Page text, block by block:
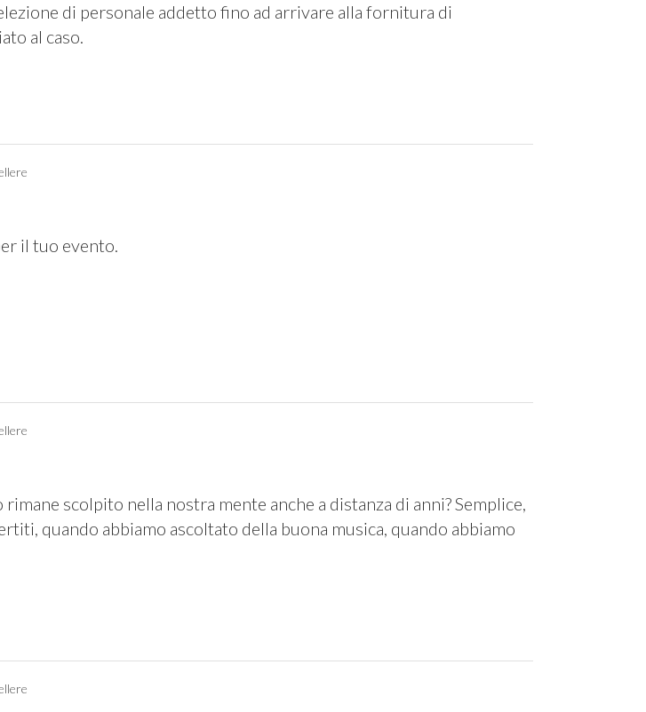
di personale addetto fino ad arrivare alla fornitura di
al caso.
il tuo evento.
scolpito nella nostra mente anche a distanza di anni? Semplice,
quando abbiamo ascoltato della buona musica, quando abbiamo